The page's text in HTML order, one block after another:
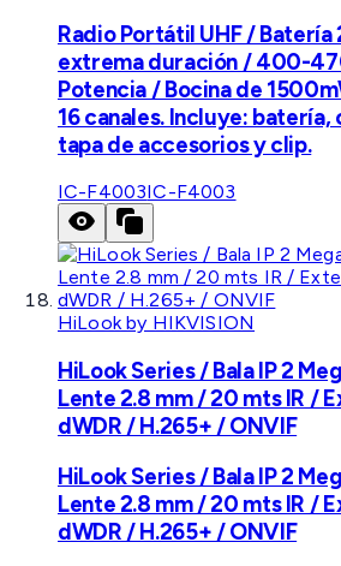
Radio Portátil UHF / Batería
extrema duración / 400-
Potencia / Bocina de
16 canales. Incluye:
tapa de accesorios y clip.
IC-F4003IC-F4003
HiLook by HIKVISION
HiLook Series / Bala IP 2
Lente 2.8 mm / 20 mts IR /
dWDR / H.265+ / ONVIF
HiLook Series / Bala IP 2
Lente 2.8 mm / 20 mts IR /
dWDR / H.265+ / ONVIF